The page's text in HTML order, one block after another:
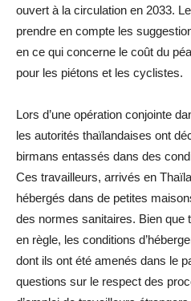
ouvert à la circulation en 2033.
prendre en compte les
en ce qui concerne le coût du
pour les piétons et les cyclistes.
Lors d’une opération conjointe
les autorités thaïlandaises ont
birmans entassés dans des
Ces travailleurs, arrivés en
hébergés dans de petites
des normes sanitaires. Bien que
en règle, les conditions
dont ils ont été amenés dans le
questions sur le respect des